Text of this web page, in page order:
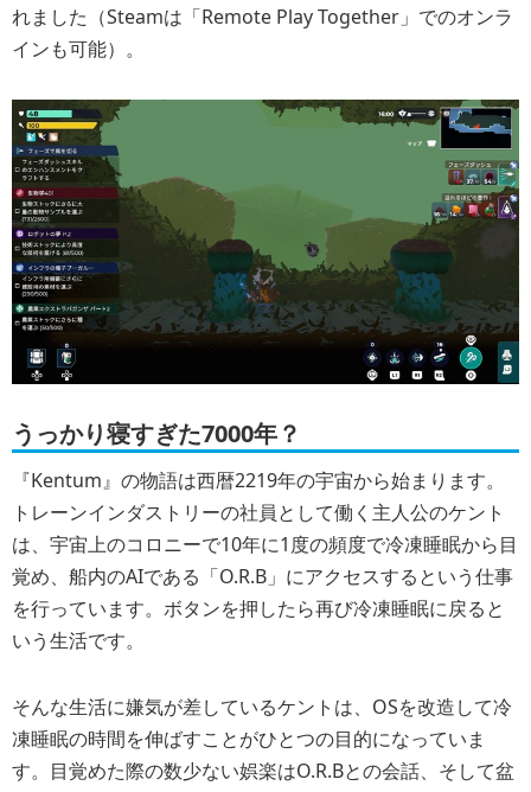
れました（Steamは「Remote Play Together」でのオンラ
インも可能）。
うっかり寝すぎた7000年？
『Kentum』の物語は西暦2219年の宇宙から始まります。
トレーンインダストリーの社員として働く主人公のケント
は、宇宙上のコロニーで10年に1度の頻度で冷凍睡眠から目
覚め、船内のAIである「O.R.B」にアクセスするという仕事
を行っています。ボタンを押したら再び冷凍睡眠に戻ると
いう生活です。
そんな生活に嫌気が差しているケントは、OSを改造して冷
凍睡眠の時間を伸ばすことがひとつの目的になっていま
す。目覚めた際の数少ない娯楽はO.R.Bとの会話、そして盆